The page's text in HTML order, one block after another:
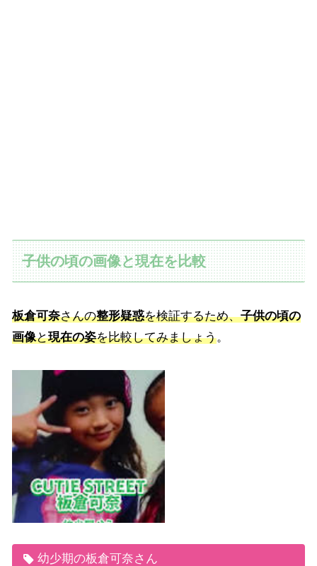
子供の頃の画像と現在を比較
板倉可奈さんの整形疑惑を検証するため、子供の頃の
画像と現在の姿を比較してみましょう。
幼少期の板倉可奈さん